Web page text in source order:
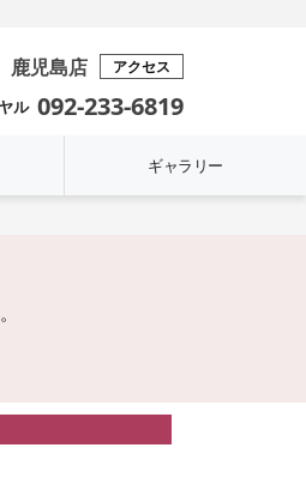
鹿児島店 アクセス
ル 092-233-6819
ギャラリー